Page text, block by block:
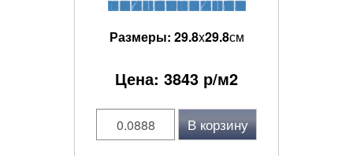
Размеры: 29.8x29.8см
Цена: 3843 р/м2
В корзину